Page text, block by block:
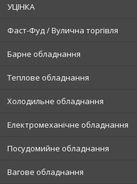
УЦІНКА
Фаст-Фуд / Вулична торгівля
Барне обладнання
Теплове обладнання
Холодильне обладнання
Електромеханічне обладнання
Посудомийне обладнання
Вагове обладнання